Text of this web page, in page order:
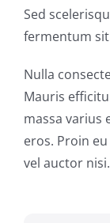
Sed
fermentum
Nulla
Mauris
massa varius
eros. Proin
vel auctor nisi.